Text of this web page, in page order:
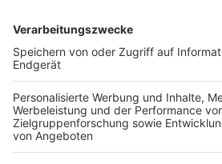
TOP-VEREINE
TOP-PARTNER